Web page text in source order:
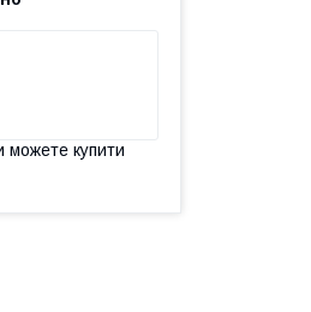
можете купити